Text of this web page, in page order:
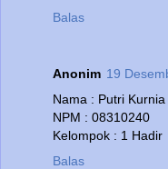
Balas
Anonim 19
Nama : Putri
NPM : 08310240
Kelompok : 1 Hadir
Balas